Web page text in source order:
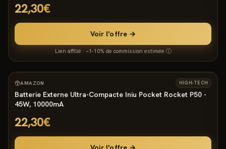
22,30€
Voir l'offre →
Lien affilié · ~1-10% de commission estimée ⓘ
3800°
AMAZON HIGH-TECH
Batterie Externe Ultra-Compacte Iniu Pocket Rocket P50 -
45W, 10000mA
22,30€